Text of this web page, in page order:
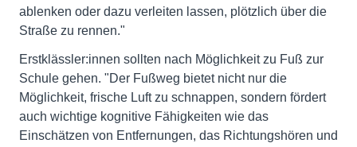
ablenken oder dazu verleiten lassen, plötzlich über die
Straße zu rennen."
Erstklässler:innen sollten nach Möglichkeit zu Fuß zur
Schule gehen. "Der Fußweg bietet nicht nur die
Möglichkeit, frische Luft zu schnappen, sondern fördert
auch wichtige kognitive Fähigkeiten wie das
Einschätzen von Entfernungen, das Richtungshören und